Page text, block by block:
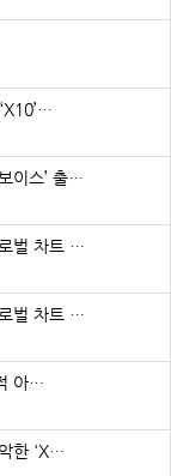
이스’ 출…
벌 차트 …
벌 차트 …
아…
한 'X…